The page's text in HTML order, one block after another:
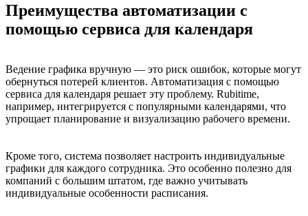
Преимущества автоматизации с
помощью сервиса для календаря
Ведение графика вручную — это риск ошибок, которые могут
обернуться потерей клиентов. Автоматизация с помощью
сервиса для календаря решает эту проблему. Rubitime,
например, интегрируется с популярными календарями, что
упрощает планирование и визуализацию рабочего времени.
Кроме того, система позволяет настроить индивидуальные
графики для каждого сотрудника. Это особенно полезно для
компаний с большим штатом, где важно учитывать
индивидуальные особенности расписания.